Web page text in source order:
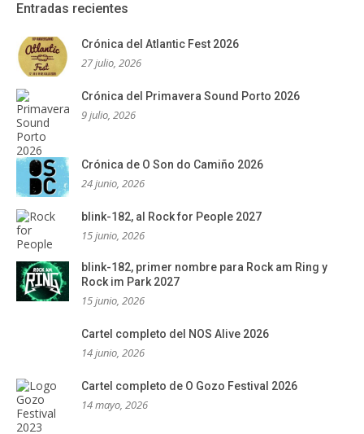
Entradas recientes
Crónica del Atlantic Fest 2026
27 julio, 2026
Crónica del Primavera Sound Porto 2026
9 julio, 2026
Crónica de O Son do Camiño 2026
24 junio, 2026
blink-182, al Rock for People 2027
15 junio, 2026
blink-182, primer nombre para Rock am Ring y
Rock im Park 2027
15 junio, 2026
Cartel completo del NOS Alive 2026
14 junio, 2026
Cartel completo de O Gozo Festival 2026
14 mayo, 2026